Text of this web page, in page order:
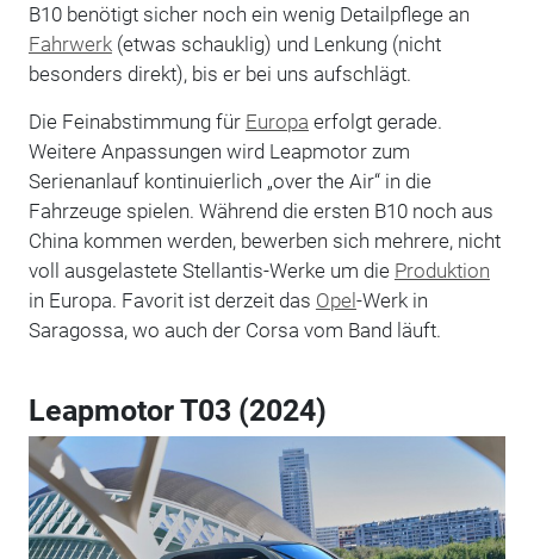
B10 benötigt sicher noch ein wenig Detailpflege an
Fahrwerk(etwas schauklig) und Lenkung (nicht
besonders direkt), bis er bei uns aufschlägt.
Die Feinabstimmung für Europa erfolgt gerade.
Weitere Anpassungen wird Leapmotor zum
Serienanlauf kontinuierlich „over the Air“ in die
Fahrzeuge spielen. Während die ersten B10 noch aus
China kommen werden, bewerben sich mehrere, nicht
voll ausgelastete Stellantis-Werke um die Produktion
in Europa. Favorit ist derzeit das Opel-Werk in
Saragossa, wo auch der Corsa vom Band läuft.
Leapmotor T03 (2024)